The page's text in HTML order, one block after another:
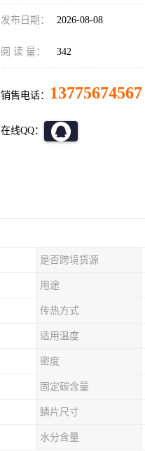
发布日期： 2026-08-08
阅 读 量： 342
销售电话： 13775674567
在线QQ：
是否跨境货源
用途
传热方式
适用温度
密度
固定碳含量
鳞片尺寸
水分含量